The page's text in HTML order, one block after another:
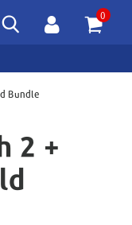
0
Bundle
2 +